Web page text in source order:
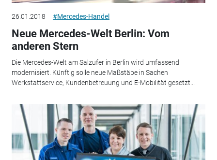
26.01.2018 #Mercedes-Handel
Neue Mercedes-Welt Berlin: Vom
anderen Stern
Die Mercedes-Welt am Salzufer in Berlin wird umfassend
modernisiert. Künftig solle neue Maßstäbe in Sachen
Werkstattservice, Kundenbetreuung und E-Mobilität gesetzt...